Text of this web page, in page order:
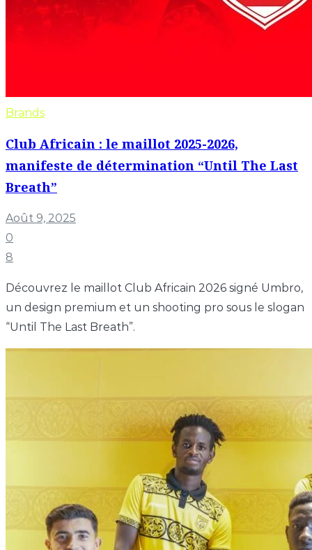
Brands
Club Africain : le maillot 2025-2026,
manifeste de détermination “Until The Last
Breath”
Août 9, 2025
0
8
Découvrez le maillot Club Africain 2026 signé Umbro,
un design premium et un shooting pro sous le slogan
“Until The Last Breath”.